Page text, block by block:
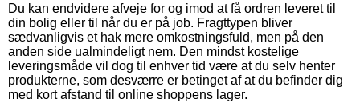
Du kan endvidere afveje for og imod at få ordren leveret til
din bolig eller til når du er på job. Fragttypen bliver
sædvanligvis et hak mere omkostningsfuld, men på den
anden side ualmindeligt nem. Den mindst kostelige
leveringsmåde vil dog til enhver tid være at du selv henter
produkterne, som desværre er betinget af at du befinder dig
med kort afstand til online shoppens lager.